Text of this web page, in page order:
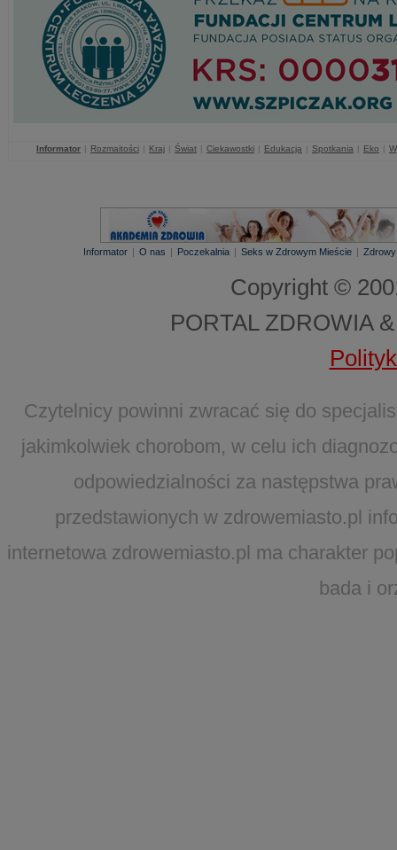
Informator | Rozmaitości | Kraj | Świat | Ciekawostki | Edukacja | Spotkania | Eko |
Informator | O nas | Poczekalnia | Seks w Zdrowym Mieście |
Copyright ©
PORTAL ZDROWIA
Czytelnicy powinni zwracać się do
jakimkolwiek chorobom, w celu ich
odpowiedzialności za następstwa
przedstawionych w zdrowemiasto.pl
internetowa zdrowemiasto.pl ma charakter
bada i